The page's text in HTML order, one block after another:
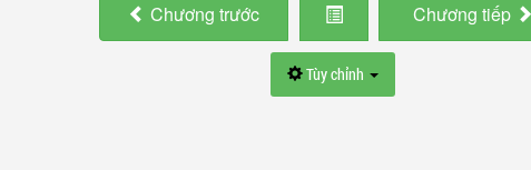
Chương trước Chương tiếp
Tùy chỉnh